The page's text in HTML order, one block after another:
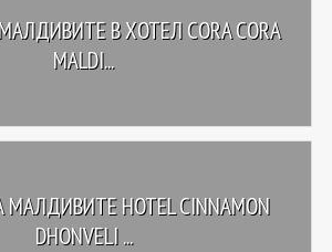
В ХОТЕЛ CORA CORA
MALDI...
HOTEL CINNAMON
DHONVELI ...